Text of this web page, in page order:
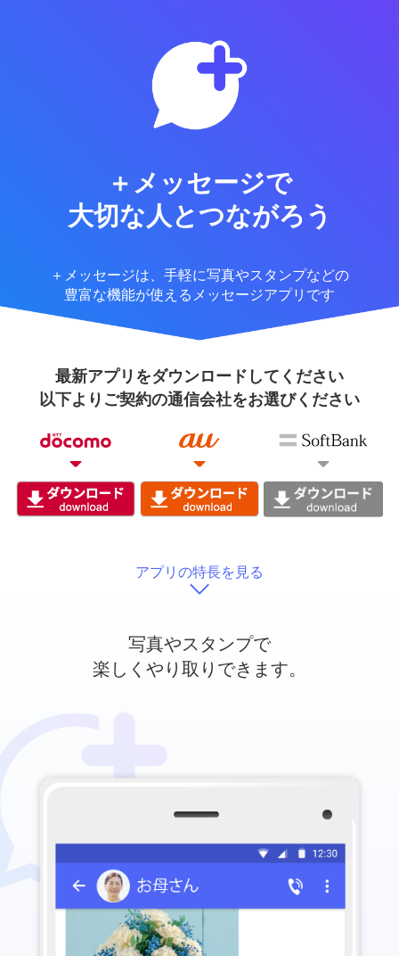
＋メッセージで
大切な人とつながろう
＋メッセージは、手軽に写真やスタンプなどの
豊富な機能が使えるメッセージアプリです
最新アプリをダウンロードしてください
以下よりご契約の通信会社をお選びください
アプリの特長を見る
写真やスタンプで
楽しくやり取りできます。